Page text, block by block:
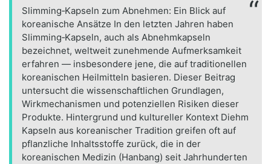
Slimming‑Kapseln zum Abnehmen: Ein Blick auf
koreanische Ansätze In den letzten Jahren haben
Slimming‑Kapseln, auch als Abnehmkapseln
bezeichnet, weltweit zunehmende Aufmerksamkeit
erfahren — insbesondere jene, die auf traditionellen
koreanischen Heilmitteln basieren. Dieser Beitrag
untersucht die wissenschaftlichen Grundlagen,
Wirkmechanismen und potenziellen Risiken dieser
Produkte. Hintergrund und kultureller Kontext Diehm
Kapseln aus koreanischer Tradition greifen oft auf
pflanzliche Inhaltsstoffe zurück, die in der
koreanischen Medizin (Hanbang) seit Jahrhunderten